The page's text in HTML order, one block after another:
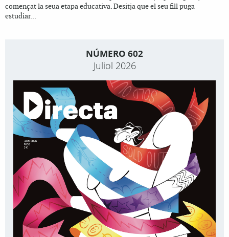
començat la seua etapa educativa. Desitja que el seu fill puga
estudiar...
NÚMERO 602
Juliol 2026